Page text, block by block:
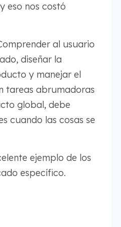
eso nos costó
al usuario
diseñar la
y manejar el
tareas abrumadoras
global, debe
cuando las cosas se
ejemplo de los
específico.